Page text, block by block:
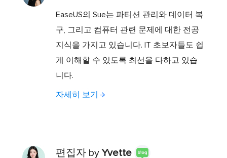
EaseUS의 Sue는 파티션 관리와 데이터 복
구, 그리고 컴퓨터 관련 문제에 대한 전공
지식을 가지고 있습니다. IT 초보자들도 쉽
게 이해할 수 있도록 최선을 다하고 있습
니다.
자세히 보기
편집자 byYvette